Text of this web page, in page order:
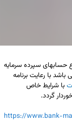
با رعایت برنامه
https://www.bank-